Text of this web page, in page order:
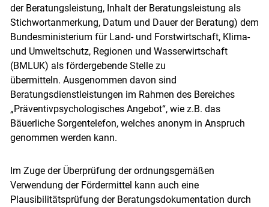
Skip to main content
der Beratungsleistung, Inhalt der Beratungsleistung als
Stichwortanmerkung, Datum und Dauer der Beratung) dem
Bundesministerium für Land- und Forstwirtschaft, Klima-
und Umweltschutz, Regionen und Wasserwirtschaft
(BMLUK) als fördergebende Stelle zu
übermitteln. Ausgenommen davon sind
Beratungsdienstleistungen im Rahmen des Bereiches
„Präventivpsychologisches Angebot“, wie z.B. das
Bäuerliche Sorgentelefon, welches anonym in Anspruch
genommen werden kann.
Im Zuge der Überprüfung der ordnungsgemäßen
Verwendung der Fördermittel kann auch eine
Plausibilitätsprüfung der Beratungsdokumentation durch